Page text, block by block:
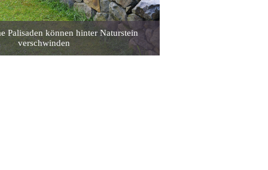
Palisaden können hinter Naturstein
verschwinden